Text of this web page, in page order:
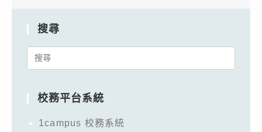
搜尋
Search
校務平台系統
1campus 校務系統